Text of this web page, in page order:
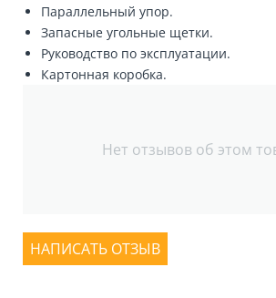
Параллельный упор.
Запасные угольные щетки.
Руководство по эксплуатации.
Картонная коробка.
Нет отзывов об этом
НАПИСАТЬ ОТЗЫВ